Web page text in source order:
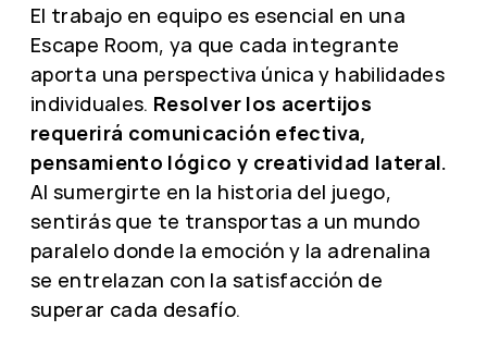
El trabajo en equipo es esencial en una
Escape Room, ya que cada integrante
aporta una perspectiva única y habilidades
individuales. Resolver los acertijos
requerirá comunicación efectiva,
pensamiento lógico y creatividad lateral.
Al sumergirte en la historia del juego,
sentirás que te transportas a un mundo
paralelo donde la emoción y la adrenalina
se entrelazan con la satisfacción de
superar cada desafío.